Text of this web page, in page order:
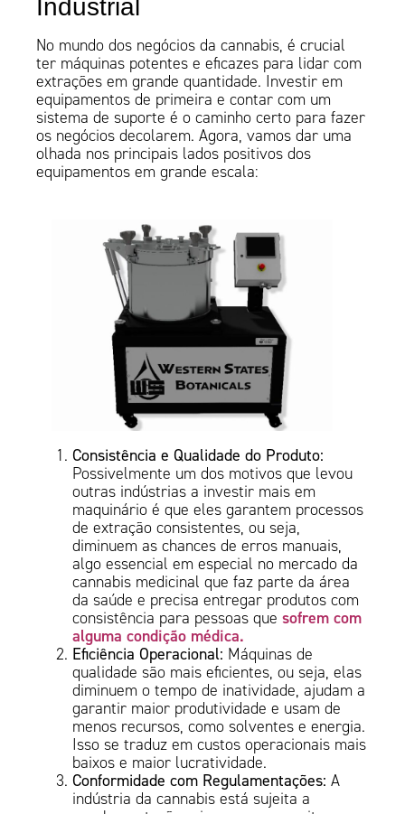
Industrial
No mundo dos negócios da cannabis, é crucial
ter máquinas potentes e eficazes para lidar com
extrações em grande quantidade. Investir em
equipamentos de primeira e contar com um
sistema de suporte é o caminho certo para fazer
os negócios decolarem. Agora, vamos dar uma
olhada nos principais lados positivos dos
equipamentos em grande escala:
Consistência e Qualidade do Produto:
Possivelmente um dos motivos que levou
outras indústrias a investir mais em
maquinário é que eles garantem processos
de extração consistentes, ou seja,
diminuem as chances de erros manuais,
algo essencial em especial no mercado da
cannabis medicinal que faz parte da área
da saúde e precisa entregar produtos com
consistência para pessoas quesofrem com
alguma condição médica.
Eficiência Operacional: Máquinas de
qualidade são mais eficientes, ou seja, elas
diminuem o tempo de inatividade, ajudam a
garantir maior produtividade e usam de
menos recursos, como solventes e energia.
Isso se traduz em custos operacionais mais
baixos e maior lucratividade.
Conformidade com Regulamentações:A
indústria da cannabis está sujeita a